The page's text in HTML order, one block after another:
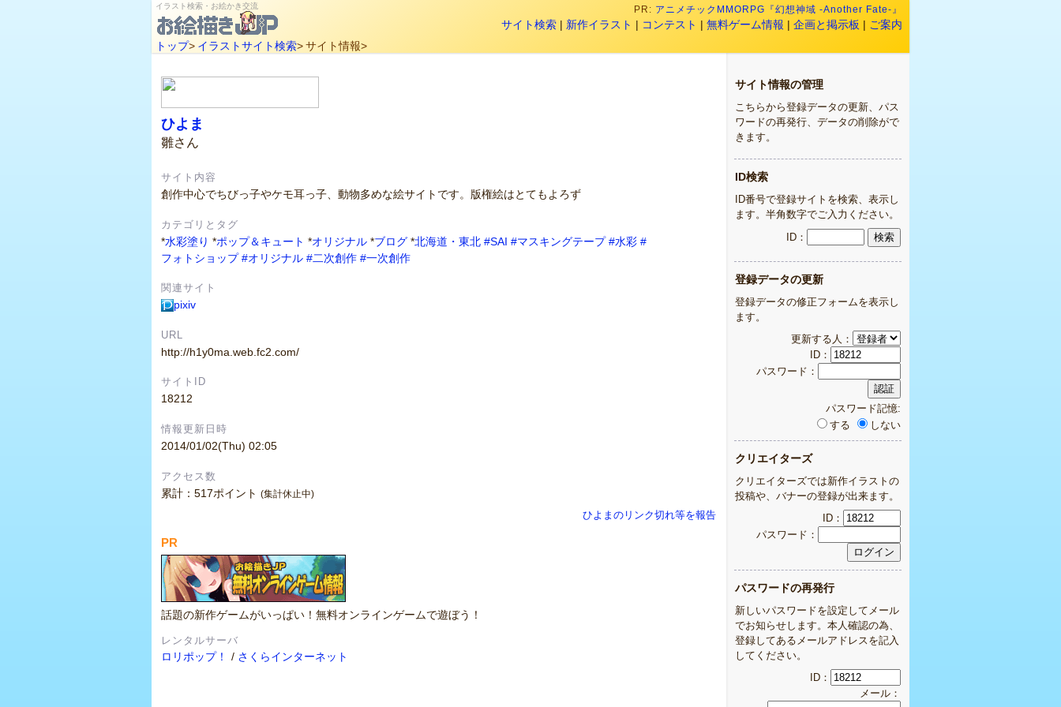
イラスト検索・お絵かき交流 PR: アニメチックMMORPG『幻想神域 -Another Fate-』
サイト検索 | 新作イラスト | コンテスト | 無料ゲーム情報 | 企画と掲示板 | ご案内
トップ> イラストサイト検索>サイト情報>
ひよま
雛さん
サイト内容
創作中心でちびっ子やケモ耳っ子、動物多めな絵サイトです。版権絵はとてもよろず
カテゴリとタグ
*水彩塗り *ポップ＆キュート *オリジナル *ブログ *北海道・東北 #SAI #マスキングテープ #水彩 #
フォトショップ #オリジナル #二次創作 #一次創作
関連サイト
pixiv
URL
http://h1y0ma.web.fc2.com/
サイトID
18212
情報更新日時
2014/01/02(Thu) 02:05
アクセス数
累計：517ポイント (集計休止中)
ひよまのリンク切れ等を報告
PR
話題の新作ゲームがいっぱい！無料オンラインゲームで遊ぼう！
レンタルサーバ
ロリポップ！ / さくらインターネット
サイト情報の管理
こちらから登録データの更新、パス
ワードの再発行、データの削除がで
きます。
ID検索
ID番号で登録サイトを検索、表示し
ます。半角数字でご入力ください。
ID：
登録データの更新
登録データの修正フォームを表示し
ます。
更新する人：
ID：
パスワード：
パスワード記憶:
する
しない
クリエイターズ
クリエイターズでは新作イラストの
投稿や、バナーの登録が出来ます。
ID：
パスワード：
パスワードの再発行
新しいパスワードを設定してメール
でお知らせします。本人確認の為、
登録してあるメールアドレスを記入
してください。
ID：
メール：